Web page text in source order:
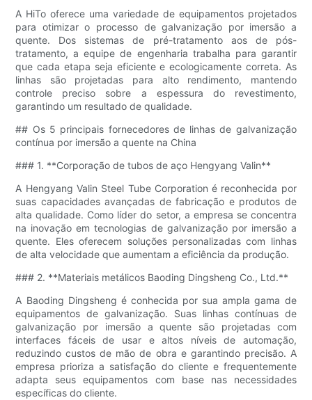
A HiTo oferece uma variedade de equipamentos projetados
para otimizar o processo de galvanização por imersão a
quente. Dos sistemas de pré-tratamento aos de pós-
tratamento, a equipe de engenharia trabalha para garantir
que cada etapa seja eficiente e ecologicamente correta. As
linhas são projetadas para alto rendimento, mantendo
controle preciso sobre a espessura do revestimento,
garantindo um resultado de qualidade.
## Os 5 principais fornecedores de linhas de galvanização
contínua por imersão a quente na China
### 1. **Corporação de tubos de aço Hengyang Valin**
A Hengyang Valin Steel Tube Corporation é reconhecida por
suas capacidades avançadas de fabricação e produtos de
alta qualidade. Como líder do setor, a empresa se concentra
na inovação em tecnologias de galvanização por imersão a
quente. Eles oferecem soluções personalizadas com linhas
de alta velocidade que aumentam a eficiência da produção.
### 2. **Materiais metálicos Baoding Dingsheng Co., Ltd.**
A Baoding Dingsheng é conhecida por sua ampla gama de
equipamentos de galvanização. Suas linhas contínuas de
galvanização por imersão a quente são projetadas com
interfaces fáceis de usar e altos níveis de automação,
reduzindo custos de mão de obra e garantindo precisão. A
empresa prioriza a satisfação do cliente e frequentemente
adapta seus equipamentos com base nas necessidades
específicas do cliente.